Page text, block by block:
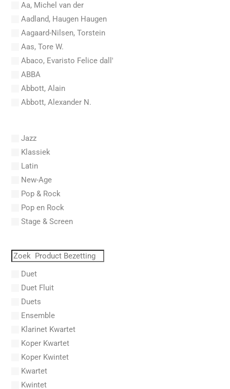
Aa, Michel van der
Aadland, Haugen Haugen
Aagaard-Nilsen, Torstein
Aas, Tore W.
Abaco, Evaristo Felice dall'
ABBA
Abbott, Alain
Abbott, Alexander N.
Abel, Lex
Aberg, Johan Ludvig
Aboucaya, Christian
Aboulker, Isabelle
Abraham, Paul
Abrams, Lester
Abreu, Zequinha
Absil, Jean
Abt, Franz Wilhelm
AC/DC
Achleitner, Rudolf
Acker, Dieter
Acosta, Omar
Adam Gorb
Adam, Adolphe Charles
Adam, Amy
Adams, Billy
Jazz
Klassiek
Latin
New-Age
Pop & Rock
Pop en Rock
Stage & Screen
Duet
Duet Fluit
Duets
Ensemble
Klarinet Kwartet
Koper Kwartet
Koper Kwintet
Kwartet
Kwintet